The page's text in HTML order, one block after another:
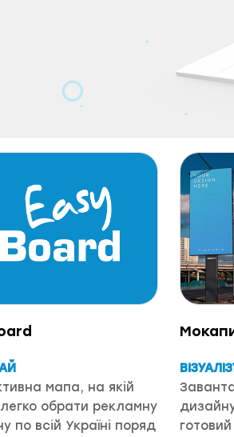
мапа, на якій
обрати рекламну
по всій Україні поряд